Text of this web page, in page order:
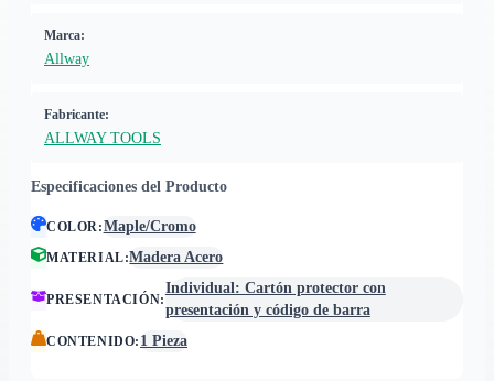
Marca:
Allway
Fabricante:
ALLWAY TOOLS
Especificaciones del Producto
COLOR:Maple/Cromo
MATERIAL:Madera Acero
PRESENTACIÓN:
Individual: Cartón protector con
presentación y código de barra
CONTENIDO: 1 Pieza